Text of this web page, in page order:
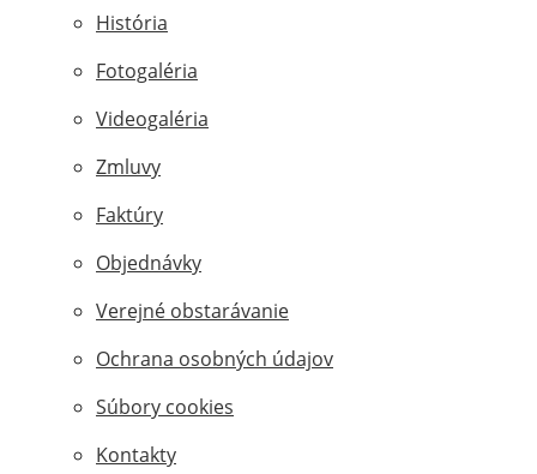
História
Fotogaléria
Videogaléria
Zmluvy
Faktúry
Objednávky
Verejné obstarávanie
Ochrana osobných údajov
Súbory cookies
Kontakty